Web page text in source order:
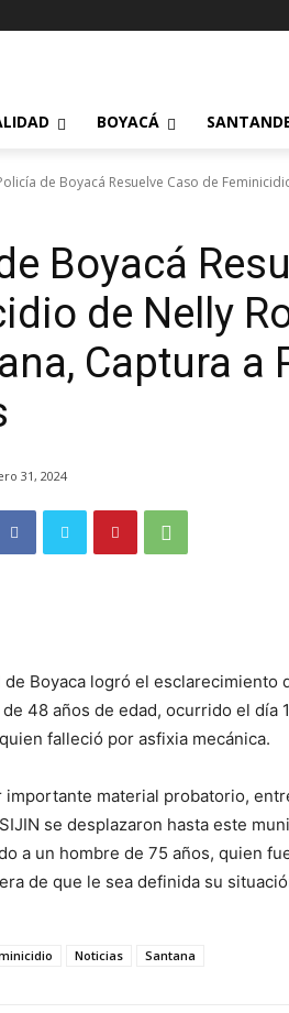
BOYACÁ
de Boyacá Resuelve Caso de
Boyacá
de Nelly
Captura a
31, 2024
de Boyaca logró el
48 años de edad, ocurrido el
falleció por asfixia mecánica.
importante material probatorio,
se desplazaron hasta este
a un hombre de 75 años, quien
de que le sea definida su
Noticias Santana